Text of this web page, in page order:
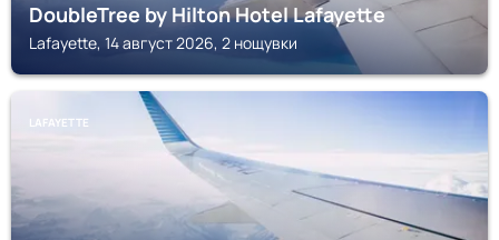
DoubleTree by Hilton Hotel Lafayette
Lafayette, 14 август 2026, 2 нощувки
LAFAYETTE